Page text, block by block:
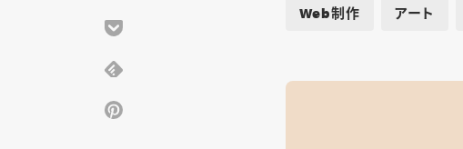
Web制作 アート